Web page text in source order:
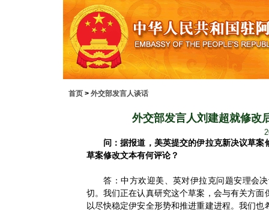
首页 > 外交部发言人谈话
外交部发言人刘建超就修改
问：据报道，美英提交的伊拉克新决议草案
草案修改文本有何评论？
答：中方欢迎美、英对伊拉克问题安理会决
切。我们正在认真研究这个草案，会与有关方
以尽快稳定伊安全形势和推进重建进程。我们